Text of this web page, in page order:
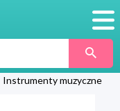
Instrumenty muzyczne